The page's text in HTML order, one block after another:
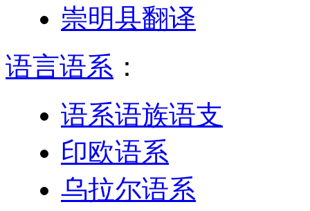
崇明县翻译
语言语系 ：
语系语族语支
印欧语系
乌拉尔语系